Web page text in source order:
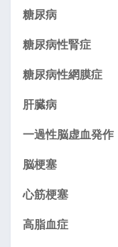
糖尿病
糖尿病性腎症
糖尿病性網膜症
肝臓病
一過性脳虚血発作
脳梗塞
心筋梗塞
高脂血症